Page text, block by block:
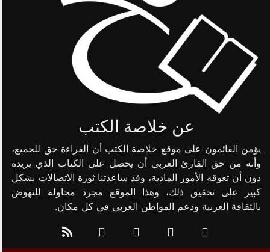
عن خلاصة الكتب
يؤمن القائمون على موقع خلاصة الكتب أن القراءة حق للجميع،
وأنه من حق القارئ العربي أن يحصل على الكتاب الذي يريده
دون أن تعوقه الأمور المادية، وقد ساعدتنا ثورة الاتصالات بشكل
كبير على تحقيق ذلك، وهذا الموقع مجرد محاولة للنهوض
بالثقافة العربية ودعم المواطن العربي في كل مكان.